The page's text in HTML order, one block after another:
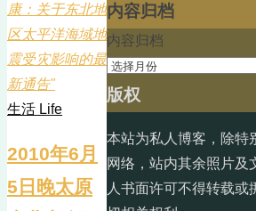
康：关于东北地
区太平洋海域地
震受灾影响的最
新通告"
生活 Life
2010年6月
5日晚太原
内容归档
内容归档
版权
本站为私人博客，除特
网络，站内其余照片及
人书面许可不得转载或